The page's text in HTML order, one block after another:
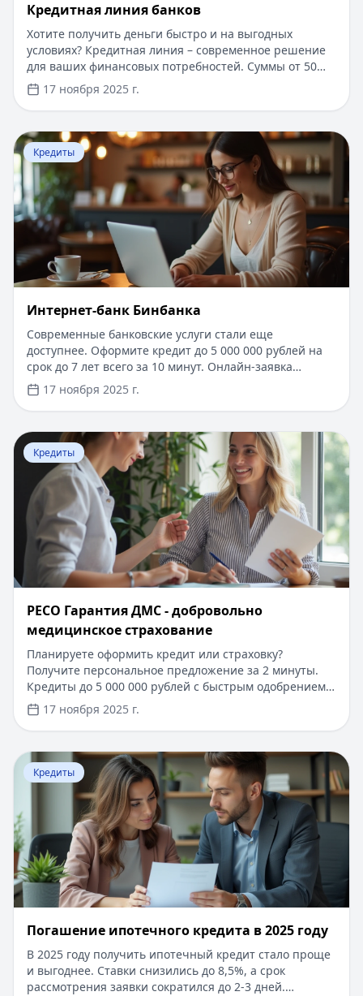
Кредитная линия банков
Хотите получить деньги быстро и на выгодных
условиях? Кредитная линия – современное решение
для ваших финансовых потребностей. Суммы от 50
000 до 30 000 000 рублей, сроком до 10 лет. Одобрение
за 1 день, минимальный пакет документов.
Возможность получения средств частями и оплаты
только за использованную сумму. Процентная ставка
от 10% годовых, для новых клиентов специальные
условия. Удобное управление через мобильное
приложение и онлайн-банкинг.
17 ноября 2025 г.
Перейти к статье:Интернет-банк Бинбанка
Кредиты
Интернет-банк Бинбанка
Современные банковские услуги стали еще
доступнее. Оформите кредит до 5 000 000 рублей на
срок до 7 лет всего за 10 минут. Онлайн-заявка
рассматривается моментально, нужен только
паспорт. Первые 14 дней - льготный период по
сниженной ставке. Получение средств на карту
любого банка в течение часа после одобрения.
Удобное управление кредитом через личный кабинет
с возможностью досрочного погашения без комиссий.
17 ноября 2025 г.
Перейти к статье:​РЕСО Гарантия ДМС - добровольно
Кредиты
​РЕСО Гарантия ДМС - добровольно
медицинское страхование
Планируете оформить кредит или страховку?
Получите персональное предложение за 2 минуты.
Кредиты до 5 000 000 рублей с быстрым одобрением
по паспорту. Первый займ под 0%, решение за 15
минут. На портале Кредитный Зай вы найдете
выгодные условия кредитования и страхования от
надежных компаний. Узнайте больше о программах
ДМС и других финансовых продуктах, подберите
оптимальное решение под ваши потребности.
17 ноября 2025 г.
Перейти к статье:Погашение ипотечного кредита в
Кредиты
Погашение ипотечного кредита в 2025 году
В 2025 году получить ипотечный кредит стало проще
и выгоднее. Ставки снизились до 8,5%, а срок
рассмотрения заявки сократился до 2-3 дней.